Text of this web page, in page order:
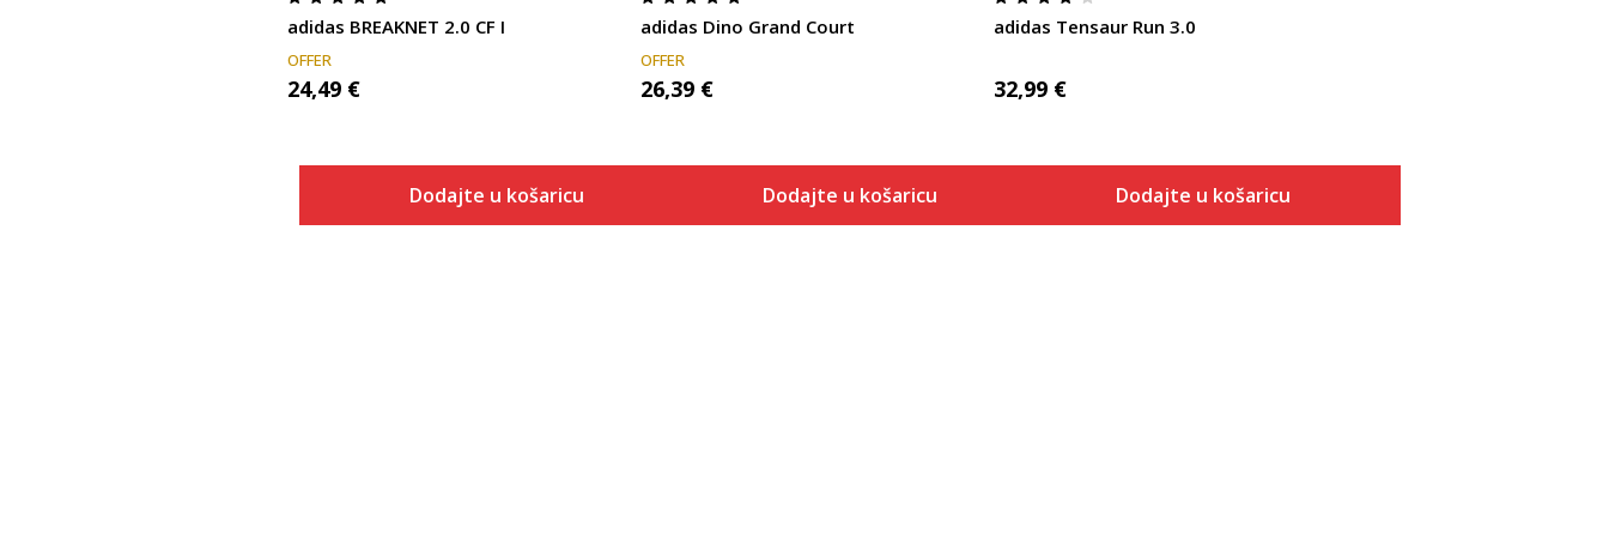
adidas BREAKNET 2.0 CF I
OFFER
24,49 €
Dodajte u košaricu
adidas Dino Grand Court
OFFER
26,39 €
Dodajte u košaricu
adidas Tensaur Run 3.0
32,99 €
Dodajte u košaricu